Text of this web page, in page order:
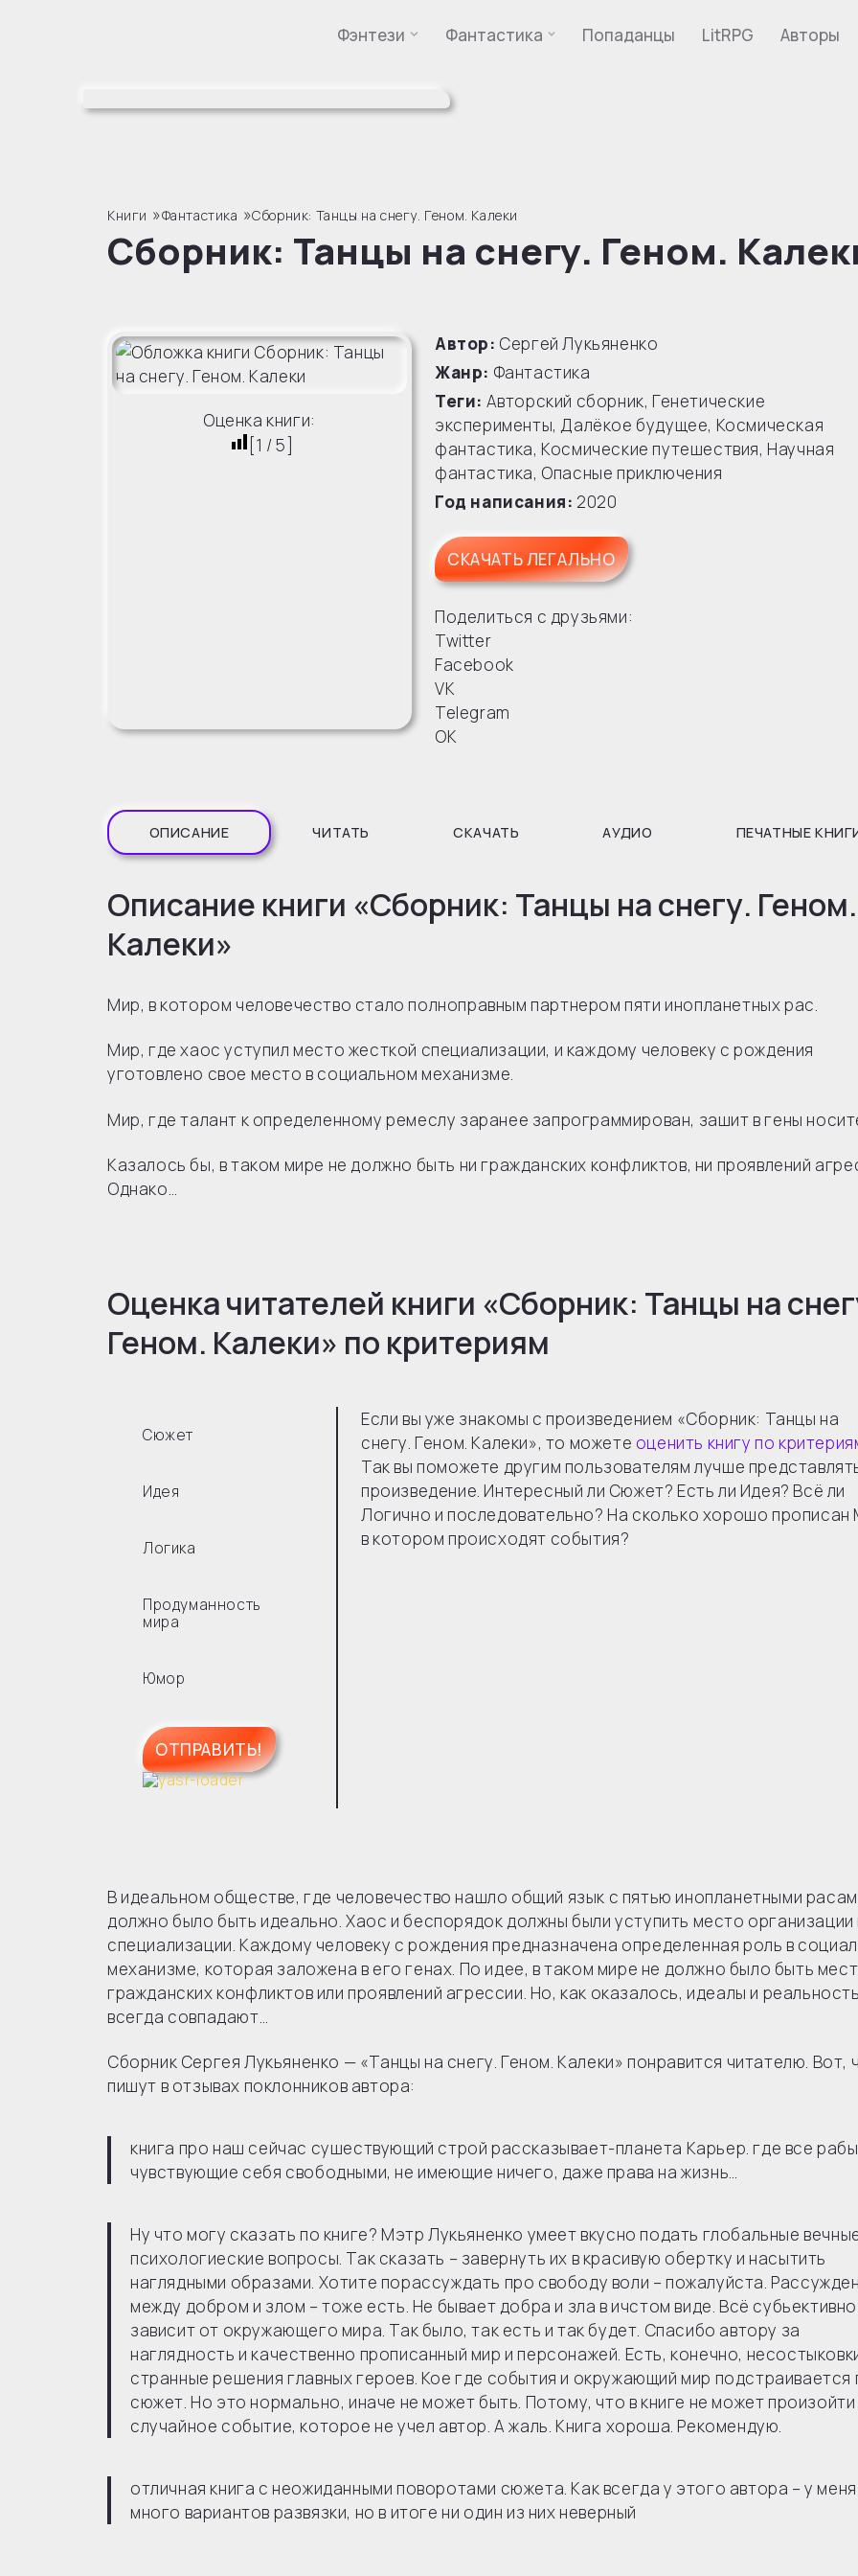
Фэнтези Фантастика Попаданцы LitRPG Авторы
Книги »Фантастика »Сборник: Танцы на снегу. Геном. Калеки
Сборник: Танцы на снегу. Геном.
Оценка книги:
1 /5
Автор: Сергей Лукьяненко
Жанр: Фантастика
Теги: Авторский сборник, Генетические
эксперименты, Далёкое будущее, Космическая
фантастика, Космические путешествия, Научная
фантастика, Опасные приключения
Год написания: 2020
СКАЧАТЬ ЛЕГАЛЬНО
Поделиться с друзьями:
Twitter
Facebook
VK
Telegram
OK
ОПИСАНИЕ
Описание книги «Сборник: Танцы на снегу. Геном.
Калеки»
Мир, в котором человечество стало полноправным партнером пяти инопланетных рас.
Мир, где хаос уступил место жесткой специализации, и каждому человеку с рождения
уготовлено свое место в социальном механизме.
Мир, где талант к определенному ремеслу заранее запрограммирован, зашит в гены
Казалось бы, в таком мире не должно быть ни гражданских конфликтов, ни проявлений
Однако…
ЧИТАТЬ СКАЧАТЬ АУДИО ПЕЧАТНЫЕ
Оценка читателей книги «Сборник: Танцы на
Геном. Калеки» по критериям
Сюжет
Идея
Логика
Продуманность
мира
Юмор
Если вы уже знакомы с произведением «Сборник: Танцы на
снегу. Геном. Калеки», то можете оценить книгу по
Так вы поможете другим пользователям лучше
произведение. Интересный ли Сюжет? Есть ли Идея? Всё ли
Логично и последовательно? На сколько хорошо прописан
в котором происходят события?
В идеальном обществе, где человечество нашло общий язык с пятью инопланетными
должно было быть идеально. Хаос и беспорядок должны были уступить место организации
специализации. Каждому человеку с рождения предназначена определенная роль в
механизме, которая заложена в его генах. По идее, в таком мире не должно было быть
гражданских конфликтов или проявлений агрессии. Но, как оказалось, идеалы и
всегда совпадают…
Сборник Сергея Лукьяненко — «Танцы на снегу. Геном. Калеки» понравится читателю. Вот,
пишут в отзывах поклонников автора:
книга про наш сейчас сушествующий строй рассказывает-планета Карьер. где все
чувствующие себя свободными, не имеющие ничего, даже права на жизнь…
Ну что могу сказать по книге? Мэтр Лукьяненко умеет вкусно подать глобальные
психологиеские вопросы. Так сказать – завернуть их в красивую обертку и насытить
наглядными образами. Хотите порассуждать про свободу воли – пожалуйста.
между добром и злом – тоже есть. Не бывает добра и зла в ичстом виде. Всё
зависит от окружающего мира. Так было, так есть и так будет. Спасибо автору за
наглядность и качественно прописанный мир и персонажей. Есть, конечно,
странные решения главных героев. Кое где события и окружающий мир подстраивается
сюжет. Но это нормально, иначе не может быть. Потому, что в книге не может произойти
случайное событие, которое не учел автор. А жаль. Книга хороша. Рекомендую.
отличная книга с неожиданными поворотами сюжета. Как всегда у этого автора – у меня
много вариантов развязки, но в итоге ни один из них неверный